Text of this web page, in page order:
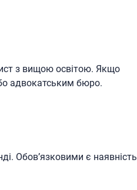
з вищою освітою. Якщо
адвокатським бюро.
Обов’язковими є наявність